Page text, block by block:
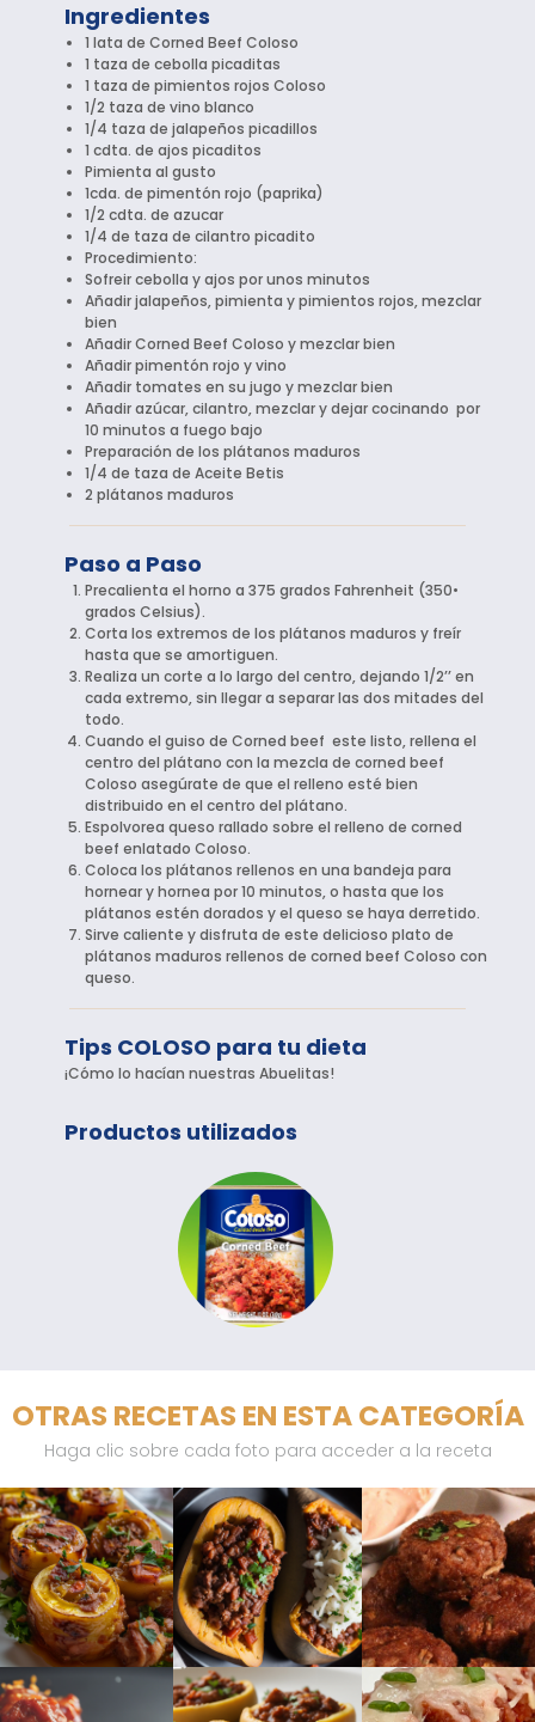
Ingredientes
1 lata de Corned Beef Coloso
1 taza de cebolla picaditas
1 taza de pimientos rojos Coloso
1/2 taza de vino blanco
1/4 taza de jalapeños picadillos
1 cdta. de ajos picaditos
Pimienta al gusto
1cda. de pimentón rojo (paprika)
1/2 cdta. de azucar
1/4 de taza de cilantro picadito
Procedimiento:
Sofreir cebolla y ajos por unos minutos
Añadir jalapeños, pimienta y pimientos rojos, mezclar
bien
Añadir Corned Beef Coloso y mezclar bien
Añadir pimentón rojo y vino
Añadir tomates en su jugo y mezclar bien
Añadir azúcar, cilantro, mezclar y dejar cocinando por
10 minutos a fuego bajo
Preparación de los plátanos maduros
1/4 de taza de Aceite Betis
2 plátanos maduros
Paso a Paso
Precalienta el horno a 375 grados Fahrenheit (350•
grados Celsius).
Corta los extremos de los plátanos maduros y freír
hasta que se amortiguen.
Realiza un corte a lo largo del centro, dejando 1/2’’ en
cada extremo, sin llegar a separar las dos mitades del
todo.
Cuando el guiso de Corned beef este listo, rellena el
centro del plátano con la mezcla de corned beef
Coloso asegúrate de que el relleno esté bien
distribuido en el centro del plátano.
Espolvorea queso rallado sobre el relleno de corned
beef enlatado Coloso.
Coloca los plátanos rellenos en una bandeja para
hornear y hornea por 10 minutos, o hasta que los
plátanos estén dorados y el queso se haya derretido.
Sirve caliente y disfruta de este delicioso plato de
plátanos maduros rellenos de corned beef Coloso con
queso.
Tips COLOSO para tu dieta
¡Cómo lo hacían nuestras Abuelitas!
Productos utilizados
OTRAS RECETAS EN ESTA CATEGORÍA
Haga clic sobre cada foto para acceder a la receta